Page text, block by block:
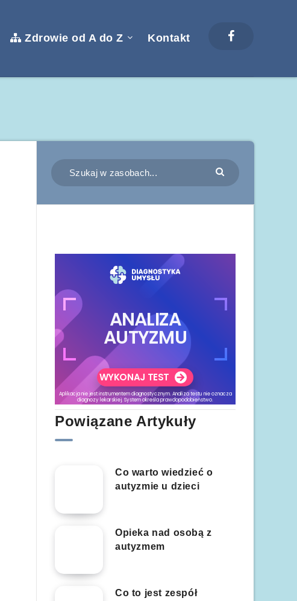
Zdrowie od A do Z Kontakt
Powiązane Artykuły
Co warto wiedzieć o
autyzmie u dzieci
Opieka nad osobą z
autyzmem
Co to jest zespół